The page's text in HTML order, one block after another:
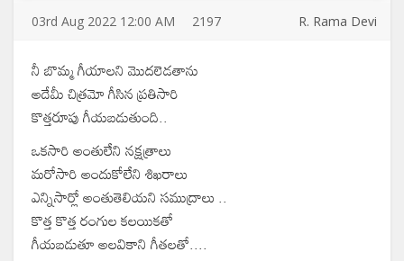
03rd Aug 2022 12:00 AM 2197 R. Rama Devi
నీ బొమ్మ గీయాలని మొదలెడతాను
అదేమీ చిత్రమో గీసిన ప్రతిసారి
కొత్తరూపు గీయబడుతుంది..
ఒకసారి అంతులేని నక్షత్రాలు
మరోసారి అందుకోలేని శిఖరాలు
ఎన్నిసార్లో అంతుతెలియని సముద్రాలు ..
కొత్త కొత్త రంగుల కలయికతో
గీయబడుతూ అలవికాని గీతలతో....